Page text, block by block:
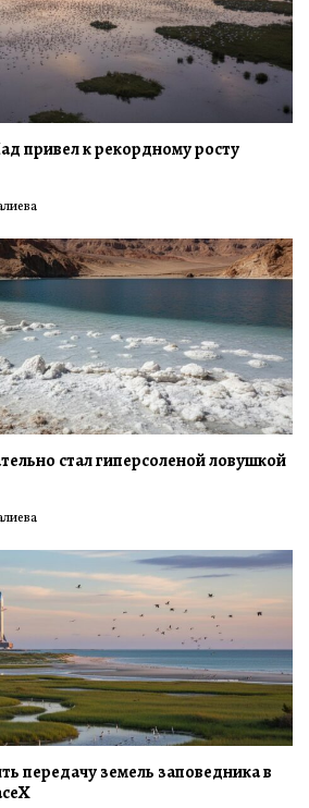
привел к рекордному росту
стал гиперсоленой ловушкой
передачу земель заповедника в